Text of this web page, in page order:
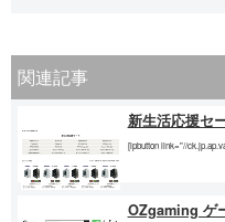
関連記事
新生活応援セ
[lpbutton link="//
OZgaming ゲ